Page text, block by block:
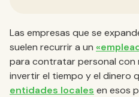
Las empresas que se
suelen recurrir a un
para contratar personal con
invertir el tiempo y el dinero
entidades locales en esos